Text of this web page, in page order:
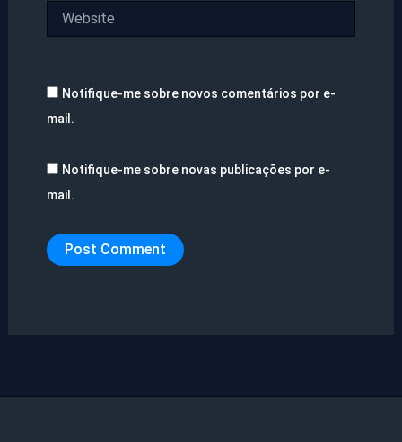
Notifique-me sobre novos comentários por e-
mail.
Notifique-me sobre novas publicações por e-
mail.